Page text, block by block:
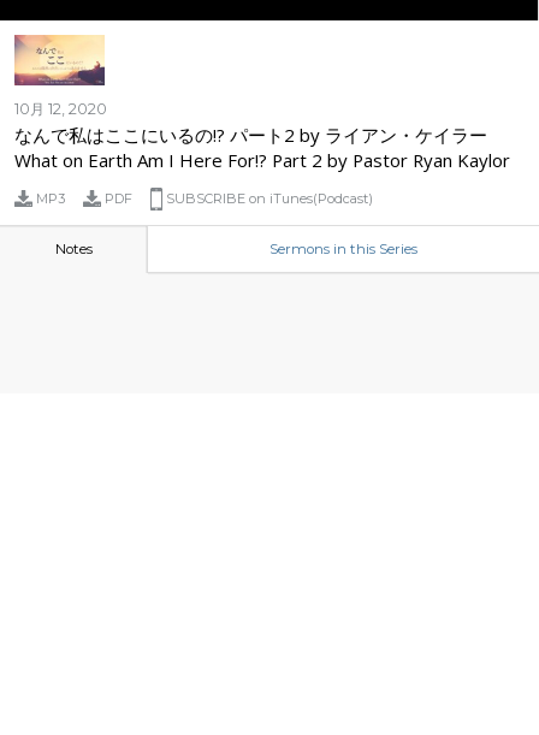
10月 12, 2020
なんで私はここにいるの!? パート2 by ライアン・ケイラー
What on Earth Am I Here For!? Part 2 by Pastor Ryan Kaylor
MP3 PDF SUBSCRIBE on iTunes(Podcast)
Notes Sermons in this Series